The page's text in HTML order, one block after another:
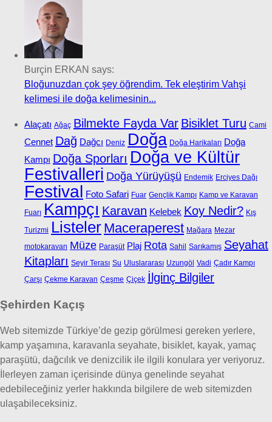
Burçin ERKAN says:
Bloğunuzdan çok şey öğrendim. Tek eleştirim Vahşi
kelimesi ile doğa kelimesinin...
Alaçatı Ağaç Bilmekte Fayda Var Bisiklet Turu Cami
Cennet Dağ Dağcı Deniz Doğa Doğa Harikaları Doğa
Kampı Doğa Sporları Doğa ve Kültür
Festivalleri Doğa Yürüyüşü Endemik Erciyes Dağı
Festival Foto Safari Fuar Gençlik Kampı Kamp ve Karavan
Fuarı Kampçı Karavan Kelebek Koy Nedir? Kış
Turizmi Listeler Maceraperest Mağara Mezar
motokaravan Müze Paraşüt Plaj Rota Sahil Sarıkamış Seyahat
Kitapları Seyir Terası Su Uluslararası Uzungöl Vadi Çadır Kampı
Çarşı Çekme Karavan Çeşme Çiçek İlginç Bilgiler
Şehirden Kaçış
Web sitemizde Türkiye’de gezip görülmesi gereken yerlere,
kamp yaşamına, karavanla seyahate, bisiklet, kayak, yamaç
paraşütü, dağcılık ve denizcilik ile ilgili konulara yer veriyoruz.
İlerleyen zaman içerisinde dünya genelinde seyahat
edebileceğiniz yerler hakkında bilgilere de web sitemizden
ulaşabileceksiniz.